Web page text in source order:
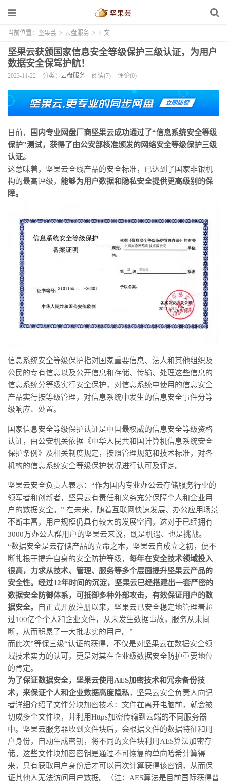
当前位置： 坚果芸 > 云盘服务 > 正文
坚果云获颁国家信息安全等级保护三级认证，为用户
数据安全保驾护航！
2023-11-22 分类： 云盘服务 阅读(7) 评论(0)
日前，
国内专业网盘厂商坚果云成功通过了“信息系统安全等级
保护”测试，获得了由公安部核准颁发的网络安全等级保护三级
认证。
这意味着，坚果云全线产品的安全标准，已达到了国家非银机
构的最高评级， 能够为用户数据和隐私安全提供更高级别的保
障。
信息系统安全等级保护指对国家重要信息、法人和其他组织及
公民的专有信息以及公开信息和存储、传输、处理这些信息的
信息系统分等级实行安全保护，对信息系统中使用的信息安全
产品实行按等级管理，对信息系统中发生的信息安全事件分等
级响应、处置。
国家信息安全等级保护认证是中国最权威的信息安全等级资格
认证，由公安机关依据《中华人民共和国计算机信息系统安全
保护条例》及相关制度规定，按照管理规范和技术标准，对各
机构的信息系统安全等级保护状况进行认可及评定。
坚果云安全负责人表示：“作为国内专业办公云存储服务行业的
领军者和创新者，坚果云有责任和义务充分保障个人和企业用
户的数据安全。” 在未来，随着互联网快速发展、办公应用场景
不断丰富，用户规模仍具有较大的发展空间，这对于已经拥有
3000万办公人群用户的坚果云来说，既是机遇、也是挑战。
“数据安全是云存储产品的立命之本，坚果云自成立之初，便不
断扎根于提升自身的安全防护等级， 每年在安全技术领域投入
很高，力求从技术、管理、服务等多个层面提升坚果云产品的
安全性。经过12年时间的沉淀，坚果云已经搭建出一套严密的
数据安全防御体系，可抵御多种外部攻击，有效保证用户的数
据安全。
自正式开放注册以来，坚果云已安全稳定地管理着超
过100亿个个人和企业文件，从未发生数据事故，服务从未间
断，从而积累了一大批忠实的用户。”
而此次”等保三级“认证的获得，不仅是对坚果云在数据安全领
域技术实力的认可，更是对其在企业级数据安全防护重要地位
的肯定。
为了保证数据安全，坚果云使用AES加密技术和冗余备份技
术，来保证个人和企业数据高度隐私，坚果云安全负责人向记
者详细介绍了文件分块加密技术：文件在离开电脑前，就会被
切成多个文件块，并利用Https加密传输到云端的不同服务器
中。坚果云服务器收到文件块后，会根据文件的数据特征和用
户身份，自动生成密钥，将不同的文件块利用AES算法加密存
储。这些文件块加密密钥是通过不可恢复的单向哈希计算得
来，只有获取用户身份后才可以再次计算获得该密钥，从而保
证其他人无法访问用户数据。（注：AES算法是目前国际获得普